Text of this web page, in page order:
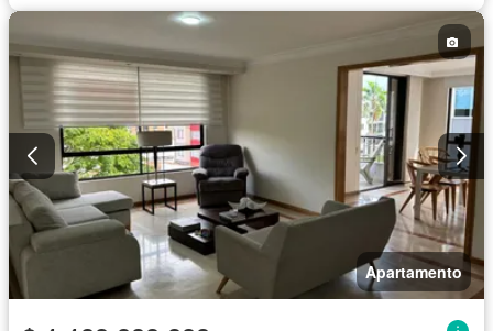
Apartamento